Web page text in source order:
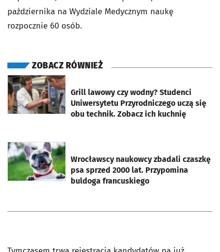
października na Wydziale Medycznym naukę
rozpocznie 60 osób.
ZOBACZ RÓWNIEŻ
Grill lawowy czy wodny? Studenci
Uniwersytetu Przyrodniczego uczą się
obu technik. Zobacz ich kuchnię
otworzy się w nowej karcie
Wrocławscy naukowcy zbadali czaszkę
psa sprzed 2000 lat. Przypomina
buldoga francuskiego
otworzy się w nowej karcie